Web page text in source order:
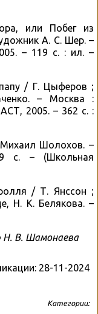
или Побег из
А. С. Шер. –
– 119 с. : ил. –
/ Г. Цыферов ;
– Москва :
2005. – 362 с. :
Шолохов. –
с. – (Школьная
/ Т. Янссон ;
Н. К. Белякова. –
Н. В. Шамонаева
28-11-2024
Категории: